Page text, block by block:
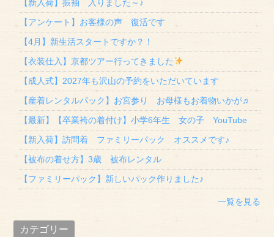
【新入荷】振袖 入りました～♪
【アンケート】お客様の声 復活です
【4月】新生活スタートですか？！
【衣装仕入】京都ツアー行ってきました
【成人式】2027年も沢山の予約をいただいています
【産着レンタルパック】お宮参り お母様もお着物いかが♬
【最新】【卒業袴の着付け】小学6年生 女の子 YouTube
【新入荷】訪問着 ファミリーパック オススメです♪
【被布の着せ方】3歳 被布レンタル
【ファミリーパック】新しいパック作りました♪
一覧を見る
カテゴリー